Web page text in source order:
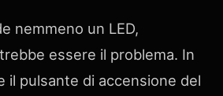
nemmeno un LED,
essere il problema. In
il pulsante di accensione del